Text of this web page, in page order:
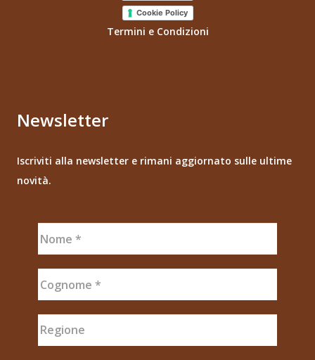
Cookie Policy
Termini e Condizioni
Newsletter
Iscriviti alla newsletter e rimani aggiornato sulle ultime
novità.